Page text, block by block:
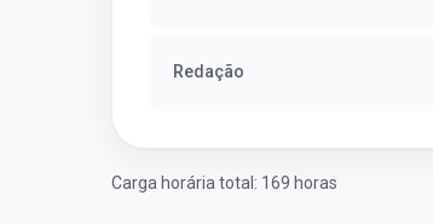
Redação
Carga horária total: 169 horas